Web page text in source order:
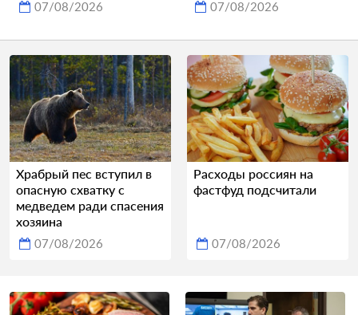
07/08/2026 07/08/2026
Храбрый пес вступил в
опасную схватку с
медведем ради спасения
хозяина
07/08/2026
Расходы россиян на
фастфуд подсчитали
07/08/2026